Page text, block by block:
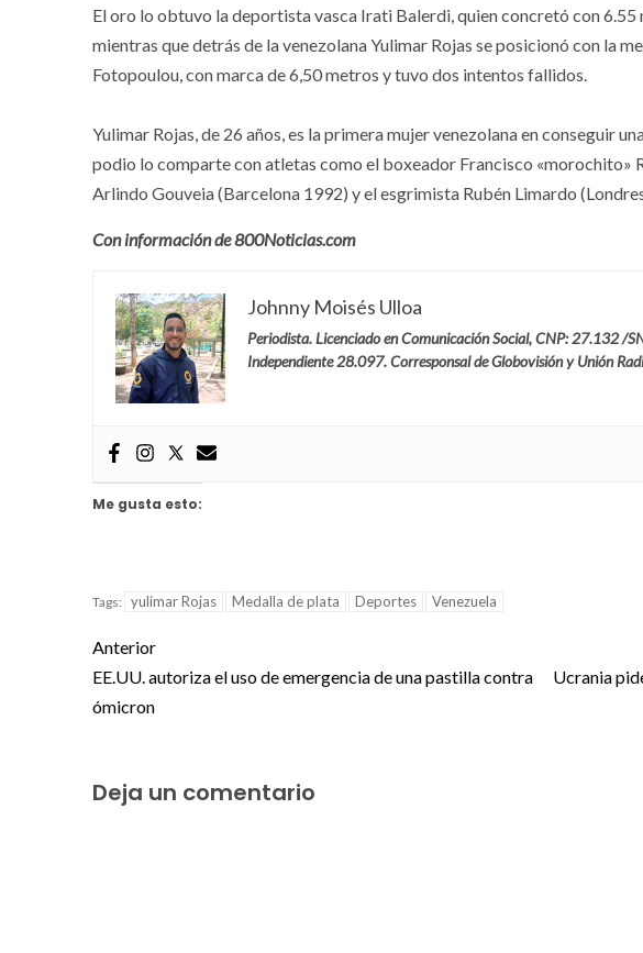
El oro lo obtuvo la deportista vasca Irati Balerdi, quien concretó con
mientras que detrás de la venezolana Yulimar Rojas se posicionó con la
Fotopoulou, con marca de 6,50 metros y tuvo dos intentos fallidos.
Yulimar Rojas, de 26 años, es la primera mujer venezolana en conseguir
podio lo comparte con atletas como el boxeador Francisco
Arlindo Gouveia (Barcelona 1992) y el esgrimista Rubén Limardo
Con información de 800Noticias.com
Johnny Moisés Ulloa
Periodista. Licenciado en Comunicación Social, CNP: 27.132 /
Independiente 28.097. Corresponsal de Globovisión y Unión
Me gusta esto:
Tags: yulimar Rojas Medalla de plata Deportes Venezuela
Anterior
EE.UU. autoriza el uso de emergencia de una pastilla contra
ómicron
Ucrania
Deja un comentario